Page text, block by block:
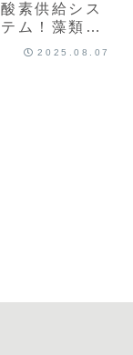
酸素供給シス
テム！藻類を
活用した持続
2025.08.07